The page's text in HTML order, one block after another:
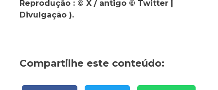
Reprodução : © X / antigo © Twitter |
Divulgação ).
Compartilhe este conteúdo: